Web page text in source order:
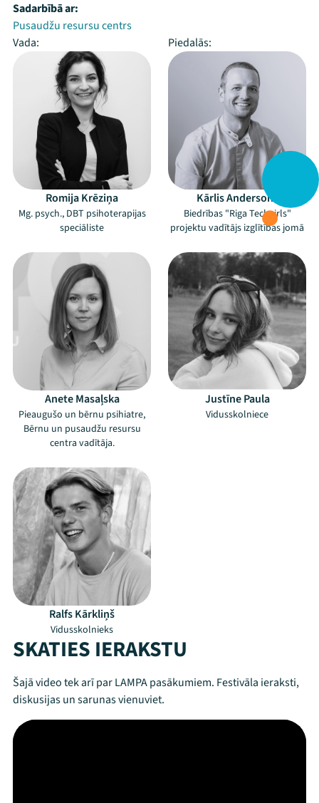
Sadarbībā ar:
Pusaudžu resursu centrs
Vada:
Piedalās:
Romija Krēziņa
Mg. psych., DBT psihoterapijas
speciāliste
Kārlis Andersons
Biedrības "Riga Techgirls"
projektu vadītājs izglītības jomā
Anete Masaļska
Pieaugušo un bērnu psihiatre,
Bērnu un pusaudžu resursu
centra vadītāja.
Justīne Paula
Vidusskolniece
Ralfs Kārkliņš
Vidusskolnieks
SKATIES IERAKSTU
Šajā video tek arī par LAMPA pasākumiem. Festivāla ieraksti,
diskusijas un sarunas vienuviet.